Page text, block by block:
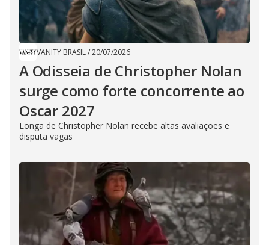
VANITY BRASIL/20/07/2026
A Odisseia de Christopher Nolan
surge como forte concorrente ao
Oscar 2027
Longa de Christopher Nolan recebe altas avaliações e
disputa vagas